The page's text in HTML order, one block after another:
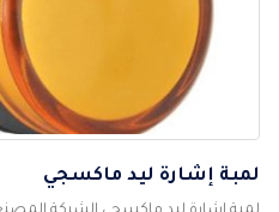
لمبة إشارة ليد ماكسجي